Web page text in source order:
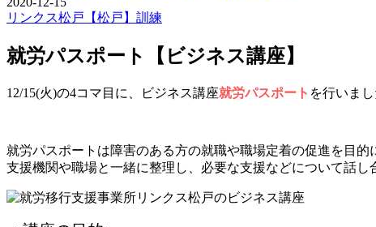
リンクス松戸 【松戸】訓練
就労パスポート【ビジネス講座】
12/15(火)の4コマ目に、ビジネス講座就労パスポート を行いま
就労パスポートは障害のある方の就職や職場定着の促進を目
支援機関や職場と一緒に整理し、必要な支援などについて話し